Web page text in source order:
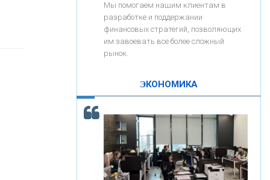
«АВТОГРАДБАНК»
КОНТАКТЫ
Скорость - один из главных трендов в
кредитовании бизнеса - «Интервью»
Мы помогаем нашим клиентам в
разработке и поддержании
финансовых стратегий, позволяющих
им завоевать все более сложный
рынок.
ЭКОНОМИКА